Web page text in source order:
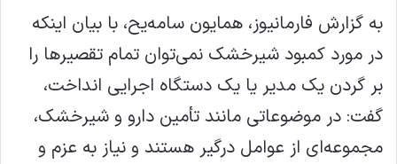
به گزارش فارمانیوز، همایون سامه‌یح، با بیان اینکه
در مورد کمبود شیرخشک نمی‌توان تمام تقصیرها را
بر گردن یک مدیر یا یک دستگاه اجرایی انداخت،
گفت: در موضوعاتی مانند تأمین دارو و شیرخشک،
مجموعه‌ای از عوامل درگیر هستند و نیاز به عزم و